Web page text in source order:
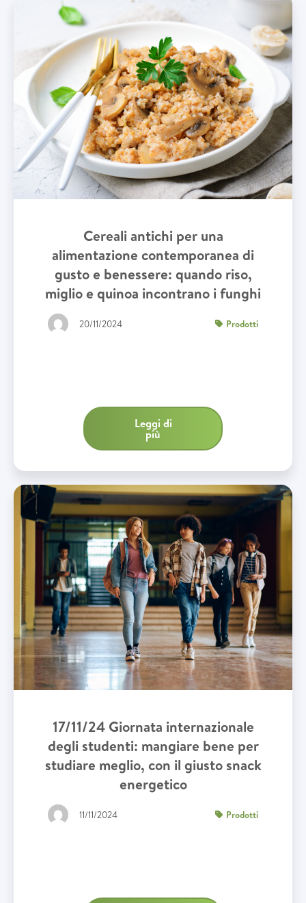
Cereali antichi per una
alimentazione contemporanea di
gusto e benessere: quando riso,
miglio e quinoa incontrano i funghi
20/11/2024 Prodotti
Leggi di
più
17/11/24 Giornata internazionale
degli studenti: mangiare bene per
studiare meglio, con il giusto snack
energetico
11/11/2024 Prodotti